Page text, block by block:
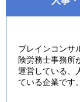
ブレインコンサ
険労務士事務所
運営している、
ている企業です。